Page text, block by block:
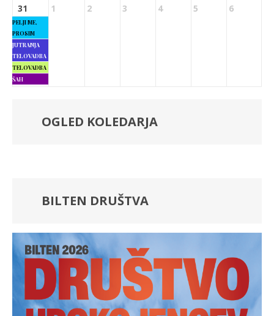
31
PELJI ME,
PROSIM
JUTRANJA
TELOVADBA
TELOVADBA
ŠAH
1 2 3 4 5 6
OGLED KOLEDARJA
BILTEN DRUŠTVA